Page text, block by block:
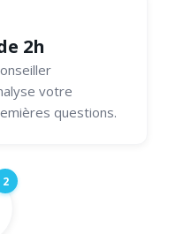
2h
votre
questions.
2